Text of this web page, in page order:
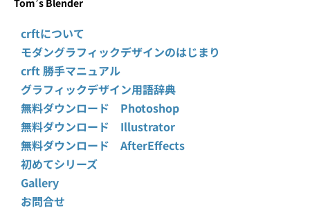
Tom’s Blender
crftについて
モダングラフィックデザインのはじまり
crft 勝手マニュアル
グラフィックデザイン用語辞典
無料ダウンロード Photoshop
無料ダウンロード Illustrator
無料ダウンロード AfterEffects
初めてシリーズ
Gallery
お問合せ